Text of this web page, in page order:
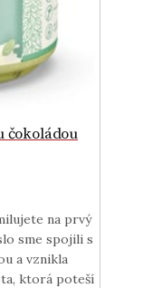
čokoládou
na prvý
sme spojili s
a vznikla
ktorá poteší